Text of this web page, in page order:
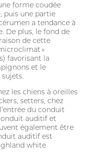
forme coudée
puis une partie
a tendance à
De plus, le fond de
de cette
»
favorisant la
et le
les chiens à oreilles
setters, chez
du conduit
auditif et
également être
auditif est
white